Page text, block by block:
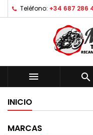
Teléfono: +34 687 286
 
INICIO
MARCAS